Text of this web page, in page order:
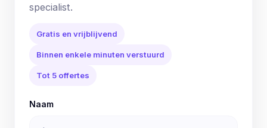
specialist.
Gratis en vrijblijvend
Binnen enkele minuten verstuurd
Tot 5 offertes
Naam